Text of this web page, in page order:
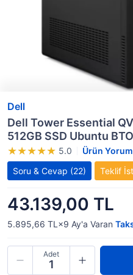
Dell
Dell Tower Essential
512GB SSD Ubuntu
5.0
Ürün
Soru & Cevap (22) Teklif
43.139,00 TL
5.895,66 TL×9 Ay'a Varan
Adet